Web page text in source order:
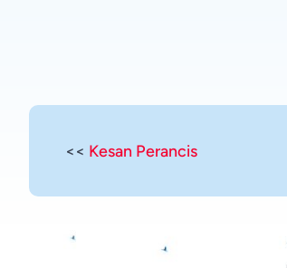
<< Kesan Perancis